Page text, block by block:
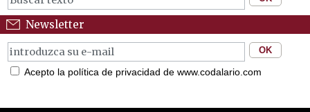
Newsletter
Acepto la política de privacidad de www.codalario.com